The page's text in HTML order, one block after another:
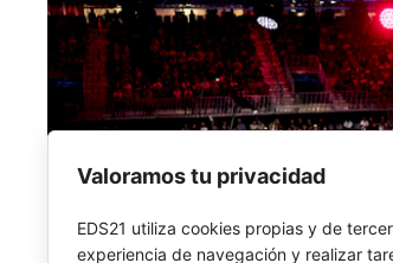
Valoramos tu privacidad
EDS21 utiliza cookies propias y de
experiencia de navegación y realizar